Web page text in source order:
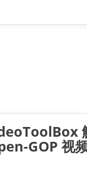
GOP 视